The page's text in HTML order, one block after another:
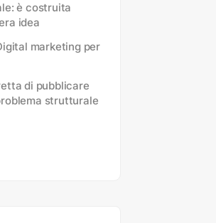
è costruita
idea
marketing per
di pubblicare
strutturale